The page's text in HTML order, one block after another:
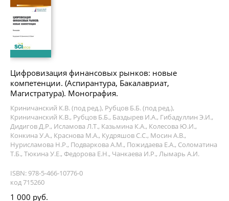
Цифровизация финансовых рынков: новые
компетенции. (Аспирантура, Бакалавриат,
Магистратура). Монография.
Криничанский К.В. (под ред.), Рубцов Б.Б. (под ред.),
Криничанский К.В., Рубцов Б.Б., Баздырев И.А., Гибадуллин Э.И.,
Дидигов Д.Р., Исламова Л.Т., Казьмина К.А., Колесова Ю.И.,
Конкина У.А., Краснова М.А., Кудряшов С.С., Мосин А.В.,
Нурисламова Н.Р., Подваркова А.М., Пожидаева Е.А., Соломатина
Т.Б., Тюкина У.Е., Федорова Е.Н., Чанкаева И.Р., Лымарь А.И.
ISBN: 978-5-466-10776-0
код 715260
1 000 руб.